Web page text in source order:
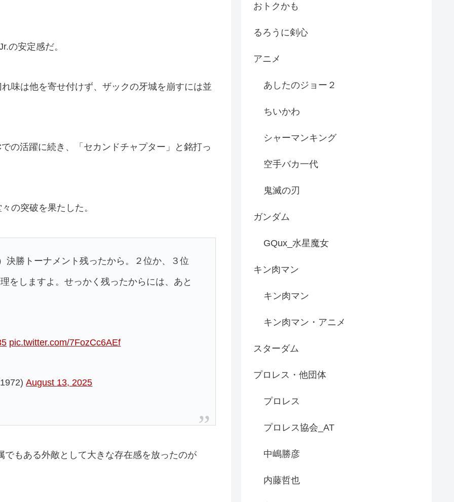
の安定感だ。
味は他を寄せ付けず、ザックの牙城を崩すには並
の活躍に続き、「セカンドチャプター」と銘打っ
の突破を果たした。
決勝トーナメント残ったから。２位か、３位
をしますよ。せっかく残ったからには、あと
pic.twitter.com/7FozCc6AEf
August 13, 2025
もある外敵として大きな存在感を放ったのが
おトクかも
るろうに剣心
アニメ
あしたのジョー２
ちいかわ
シャーマンキング
空手バカ一代
鬼滅の刃
ガンダム
GQux_水星魔女
キン肉マン
キン肉マン
キン肉マン・アニメ
スターダム
プロレス・他団体
プロレス
プロレス協会_AT
中嶋勝彦
内藤哲也